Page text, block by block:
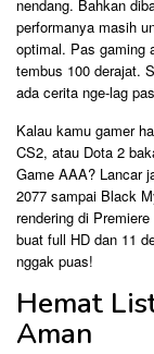
nendang. Bahkan
performanya masih
optimal. Pas gaming
tembus 100 derajat.
ada cerita nge-lag
Kalau kamu gamer
CS2, atau Dota 2
Game AAA? Lancar
2077 sampai Black
rendering di
buat full HD dan 11
nggak puas!
Hemat
Aman